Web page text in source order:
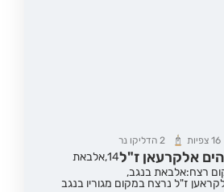
16צפיות 2 הדליקו נר
אלקרעאן ז"ל14,אלבאת
רצח:אלבאת בנגב,
ז"ל נרצח במקום מגוריו בנגב